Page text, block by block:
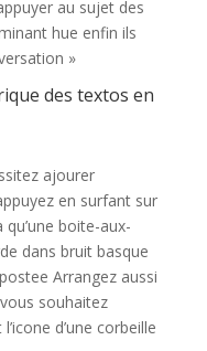
au sujet des
hue enfin ils
»
des textos en
ajourer
en surfant sur
boite-aux-
dans bruit basque
Arrangez aussi
souhaitez
d’une corbeille